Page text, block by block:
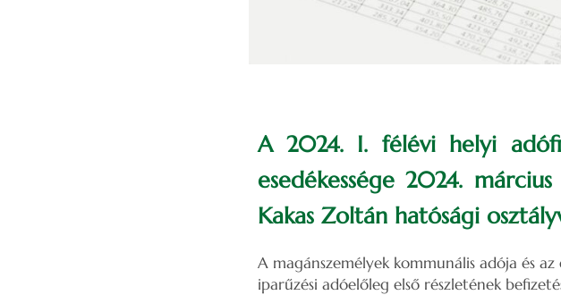
A 2024. I. félévi helyi
esedékessége 2024.
Kakas Zoltán hatósági
A magánszemélyek kommunális adója és
iparűzési adóelőleg első részletének